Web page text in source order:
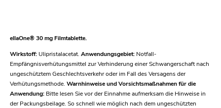
ellaOne® 30 mg Filmtablette.
Wirkstoff: Ulipristalacetat. Anwendungsgebiet: Notfall-
Empfängnisverhütungsmittel zur Verhinderung einer Schwangerschaft nach
ungeschütztem Geschlechtsverkehr oder im Fall des Versagens der
Verhütungsmethode. Warnhinweise und Vorsichtsmaßnahmen für die
Anwendung: Bitte lesen Sie vor der Einnahme aufmerksam die Hinweise in
der Packungsbeilage. So schnell wie möglich nach dem ungeschützten